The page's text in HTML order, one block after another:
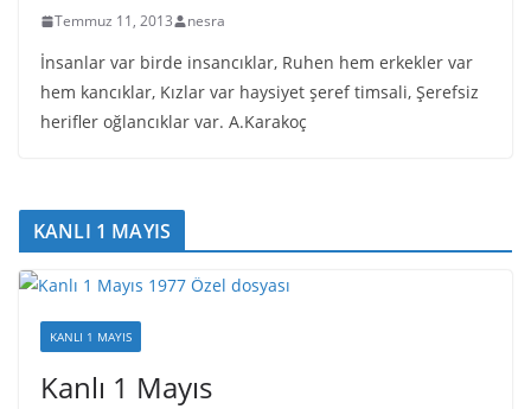
Temmuz 11, 2013 nesra
İnsanlar var birde insancıklar, Ruhen hem erkekler var
hem kancıklar, Kızlar var haysiyet şeref timsali, Şerefsiz
herifler oğlancıklar var. A.Karakoç
KANLI 1 MAYIS
KANLI 1 MAYIS
Kanlı 1 Mayıs